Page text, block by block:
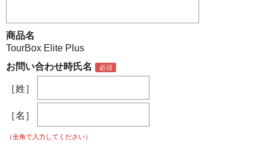
商品名
TourBox Elite Plus
お問い合わせ時氏名
［姓］
［名］
（全角で入力してください）